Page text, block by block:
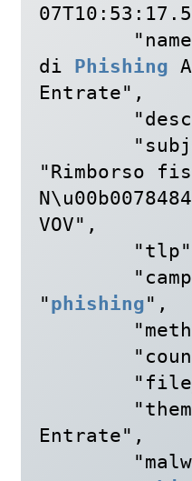
di Phishing
Entrate",
"Rimborso
VOV",
"phishing",
Entrate",